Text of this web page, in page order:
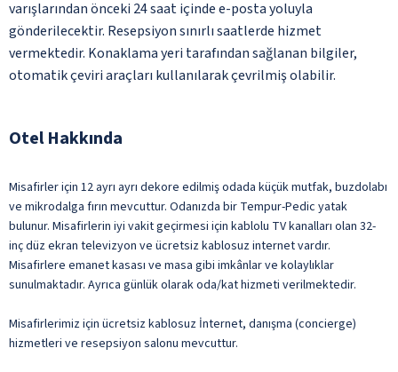
varışlarından önceki 24 saat içinde e-posta yoluyla
gönderilecektir. Resepsiyon sınırlı saatlerde hizmet
vermektedir. Konaklama yeri tarafından sağlanan bilgiler,
otomatik çeviri araçları kullanılarak çevrilmiş olabilir.
Otel Hakkında
Misafirler için 12 ayrı ayrı dekore edilmiş odada küçük mutfak, buzdolabı
ve mikrodalga fırın mevcuttur. Odanızda bir Tempur-Pedic yatak
bulunur. Misafirlerin iyi vakit geçirmesi için kablolu TV kanalları olan 32-
inç düz ekran televizyon ve ücretsiz kablosuz internet vardır.
Misafirlere emanet kasası ve masa gibi imkânlar ve kolaylıklar
sunulmaktadır. Ayrıca günlük olarak oda/kat hizmeti verilmektedir.
Misafirlerimiz için ücretsiz kablosuz İnternet, danışma (concierge)
hizmetleri ve resepsiyon salonu mevcuttur.